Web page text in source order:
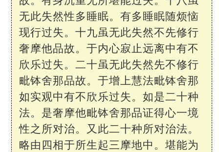
无此失然性多睡眠。有多睡眠随烦恼
现行过失。十九虽无此失然不先修行
奢摩他品故。于内心寂止远离中有不
欣乐过失。二十虽无此失然先不修行
毗钵舍那品故。于增上慧法毗钵舍那
如实观中有不欣乐过失。如是二十种
法。是奢摩他毗钵舍那品证得心一境
性之所对治。又此二十种所对治法。
略由四相于所生起三摩地中。堪能为